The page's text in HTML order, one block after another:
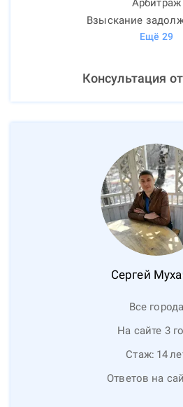
Арбитраж
Взыскание
Ещё 29
Консультация от
Сергей
Все города
На сайте 3
Стаж: 14
Ответов на